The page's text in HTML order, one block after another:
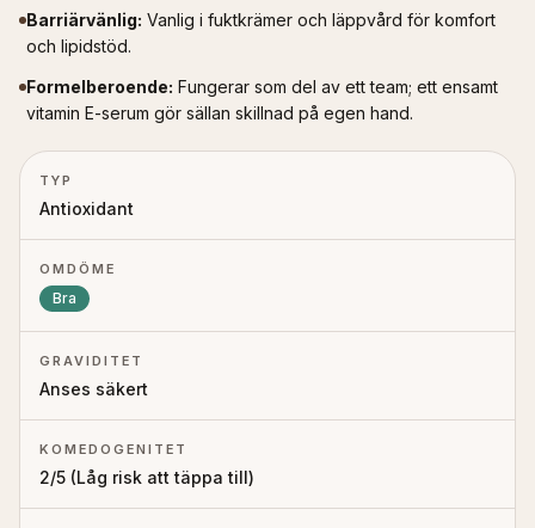
Barriärvänlig: Vanlig i fuktkrämer och läppvård för komfort
och lipidstöd.
Formelberoende: Fungerar som del av ett team; ett ensamt
vitamin E-serum gör sällan skillnad på egen hand.
TYP
Antioxidant
OMDÖME
Bra
GRAVIDITET
Anses säkert
KOMEDOGENITET
2/5 (Låg risk att täppa till)